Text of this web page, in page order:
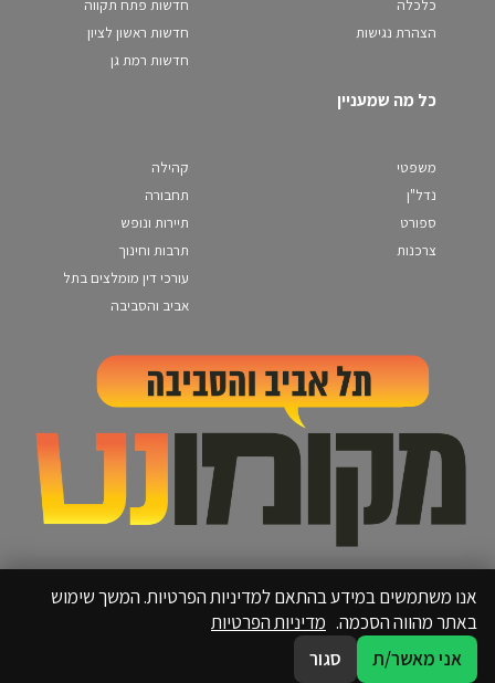
כלכלה
הצהרת נגישות
חדשות פתח תקווה
חדשות ראשון לציון
חדשות רמת גן
כל מה שמעניין
משפטי
נדל"ן
ספורט
צרכנות
קהילה
תחבורה
תיירות ונופש
תרבות וחינוך
עורכי דין מומלצים בתל
אביב והסביבה
אנו משתמשים במידע בהתאם למדיניות הפרטיות. המשך שימוש
באתר מהווה הסכמה. מדיניות הפרטיות
אני מאשר/ת
סגור